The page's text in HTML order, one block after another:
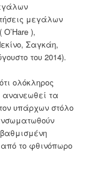
μεγάλων
),
Σαγκάη,
του 2014).
ολόκληρος
τα
υπάρχων στόλο
το φθινόπωρο